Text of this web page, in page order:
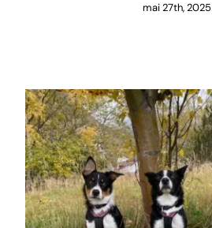
mai 27th, 2025